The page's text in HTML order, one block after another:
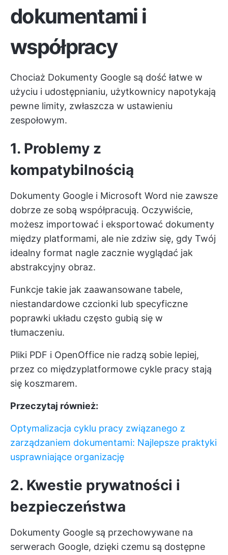
dokumentami i
współpracy
Chociaż Dokumenty Google są dość łatwe w
użyciu i udostępnianiu, użytkownicy napotykają
pewne limity, zwłaszcza w ustawieniu
zespołowym.
1. Problemy z
kompatybilnością
Dokumenty Google i Microsoft Word nie zawsze
dobrze ze sobą współpracują. Oczywiście,
możesz importować i eksportować dokumenty
między platformami, ale nie zdziw się, gdy Twój
idealny format nagle zacznie wyglądać jak
abstrakcyjny obraz.
Funkcje takie jak zaawansowane tabele,
niestandardowe czcionki lub specyficzne
poprawki układu często gubią się w
tłumaczeniu.
Pliki PDF i OpenOffice nie radzą sobie lepiej,
przez co międzyplatformowe cykle pracy stają
się koszmarem.
Przeczytaj również:
Optymalizacja cyklu pracy związanego z
zarządzaniem dokumentami: Najlepsze praktyki
usprawniające organizację
2. Kwestie prywatności i
bezpieczeństwa
Dokumenty Google są przechowywane na
serwerach Google, dzięki czemu są dostępne